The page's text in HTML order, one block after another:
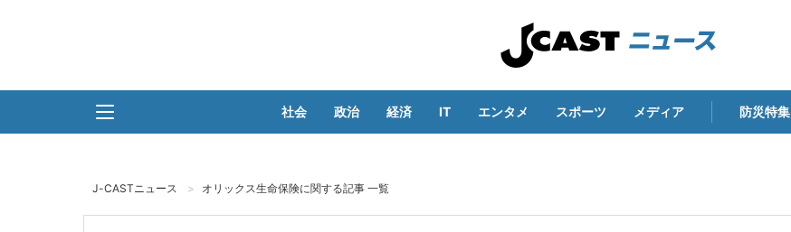
社会 政治 経済 IT エンタメ スポーツ メディア 防災特集
J-CASTニュース オリックス生命保険に関する記事 一覧